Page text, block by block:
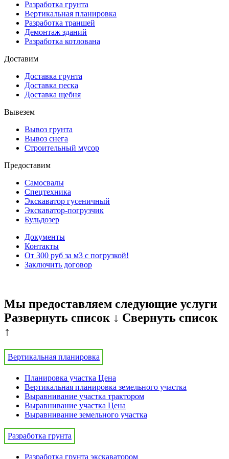
Разработка грунта
Вертикальная планировка
Разработка траншей
Демонтаж зданий
Разработка котлована
Доставим
Доставка грунта
Доставка песка
Доставка щебня
Вывезем
Вывоз грунта
Вывоз снега
Строительный мусор
Предоставим
Самосвалы
Спецтехника
Экскаватор гусеничный
Экскаватор-погрузчик
Бульдозер
Документы
Контакты
От 300 руб за м3 с погрузкой!
Заключить договор
Мы предоставляем следующие услуги
Развернуть список ↓ Свернуть список
↑
Вертикальная планировка
Планировка участка Цена
Вертикальная планировка земельного участка
Выравнивание участка трактором
Выравнивание участка Цена
Выравнивание земельного участка
Разработка грунта
Разработка грунта экскаватором